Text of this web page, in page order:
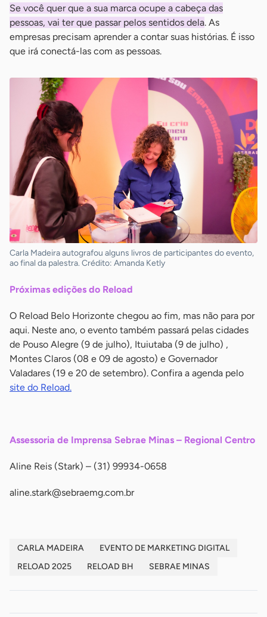
Se você quer que a sua marca ocupe a cabeça das
pessoas, vai ter que passar pelos sentidos dela. As
empresas precisam aprender a contar suas histórias. É isso
que irá conectá-las com as pessoas.
Carla Madeira autografou alguns livros de participantes do evento,
ao final da palestra. Crédito: Amanda Ketly
Próximas edições do Reload
O Reload Belo Horizonte chegou ao fim, mas não para por
aqui. Neste ano, o evento também passará pelas cidades
de Pouso Alegre (9 de julho), Ituiutaba (9 de julho) ,
Montes Claros (08 e 09 de agosto) e Governador
Valadares (19 e 20 de setembro). Confira a agenda pelo
site do Reload.
Assessoria de Imprensa Sebrae Minas – Regional Centro
Aline Reis (Stark) – (31) 99934-0658
aline.stark@sebraemg.com.br
CARLA MADEIRA
EVENTO DE MARKETING DIGITAL
RELOAD 2025
RELOAD BH SEBRAE MINAS